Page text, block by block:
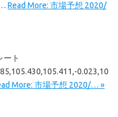
Read More: 市場予想 2020/
ート
0.023,10
More: 市場予想 2020/… »